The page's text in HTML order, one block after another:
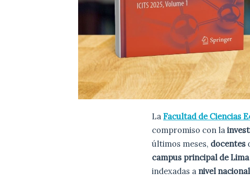
LaFacultad de Ciencias
compromiso con la
últimos meses, docentes
campus principal de Lima
indexadas a nivel